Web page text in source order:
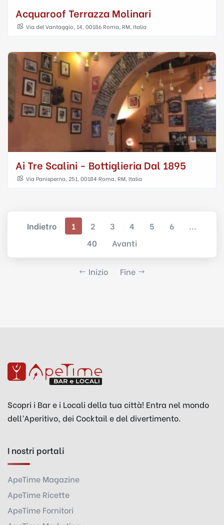
Acquaroof Terrazza Molinari
Via del Vantaggio, 14, 00186 Roma, RM, Italia
Ai Tre Scalini - Bottiglieria Dal 1895
Via Panisperna, 251, 00184 Roma, RM, Italia
Indietro 1 2 3 4 5 6
...
40
Avanti
Inizio Fine
Scopri i Bar e i Locali della tua città! Entra nel mondo
dell’Aperitivo, dei Cocktail e del divertimento.
I nostri portali
ApeTime Magazine
ApeTime Ricette
ApeTime Fornitori